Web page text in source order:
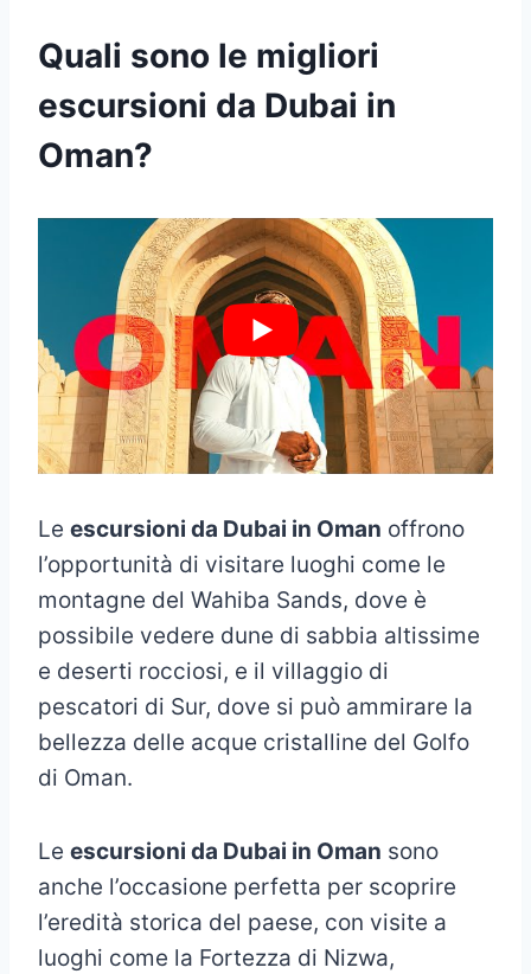
Quali sono le migliori
escursioni da Dubai in
Oman?
Le escursioni da Dubai in Oman offrono
l’opportunità di visitare luoghi come le
montagne del Wahiba Sands, dove è
possibile vedere dune di sabbia altissime
e deserti rocciosi, e il villaggio di
pescatori di Sur, dove si può ammirare la
bellezza delle acque cristalline del Golfo
di Oman.
Le escursioni da Dubai in Oman sono
anche l’occasione perfetta per scoprire
l’eredità storica del paese, con visite a
luoghi come la Fortezza di Nizwa,